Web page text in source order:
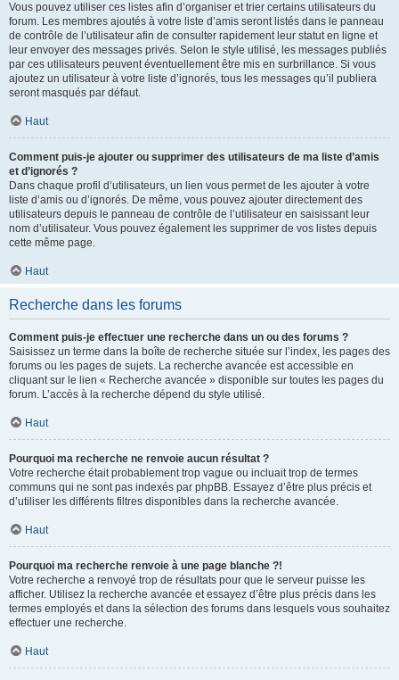
Vous pouvez utiliser ces listes afin d’organiser et trier certains utilisateurs du
forum. Les membres ajoutés à votre liste d’amis seront listés dans le panneau
de contrôle de l’utilisateur afin de consulter rapidement leur statut en ligne et
leur envoyer des messages privés. Selon le style utilisé, les messages publiés
par ces utilisateurs peuvent éventuellement être mis en surbrillance. Si vous
ajoutez un utilisateur à votre liste d’ignorés, tous les messages qu’il publiera
seront masqués par défaut.
Haut
Comment puis-je ajouter ou supprimer des utilisateurs de ma liste d’amis
et d’ignorés ?
Dans chaque profil d’utilisateurs, un lien vous permet de les ajouter à votre
liste d’amis ou d’ignorés. De même, vous pouvez ajouter directement des
utilisateurs depuis le panneau de contrôle de l’utilisateur en saisissant leur
nom d’utilisateur. Vous pouvez également les supprimer de vos listes depuis
cette même page.
Haut
Recherche dans les forums
Comment puis-je effectuer une recherche dans un ou des forums ?
Saisissez un terme dans la boîte de recherche située sur l’index, les pages des
forums ou les pages de sujets. La recherche avancée est accessible en
cliquant sur le lien « Recherche avancée » disponible sur toutes les pages du
forum. L’accès à la recherche dépend du style utilisé.
Haut
Pourquoi ma recherche ne renvoie aucun résultat ?
Votre recherche était probablement trop vague ou incluait trop de termes
communs qui ne sont pas indexés par phpBB. Essayez d’être plus précis et
d’utiliser les différents filtres disponibles dans la recherche avancée.
Haut
Pourquoi ma recherche renvoie à une page blanche ?!
Votre recherche a renvoyé trop de résultats pour que le serveur puisse les
afficher. Utilisez la recherche avancée et essayez d’être plus précis dans les
termes employés et dans la sélection des forums dans lesquels vous souhaitez
effectuer une recherche.
Haut